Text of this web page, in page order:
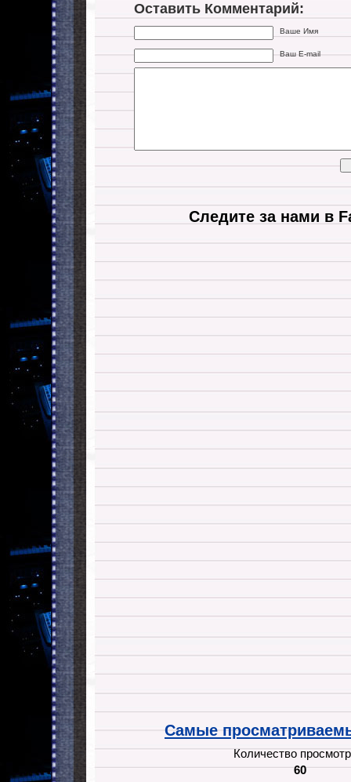
Оставить Комментарий:
Ваше Имя
Ваш E-mail
Следите за нами в
Самые
Количество
60